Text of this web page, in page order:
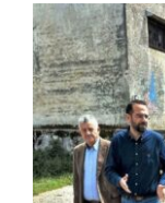
View
Larger
Image